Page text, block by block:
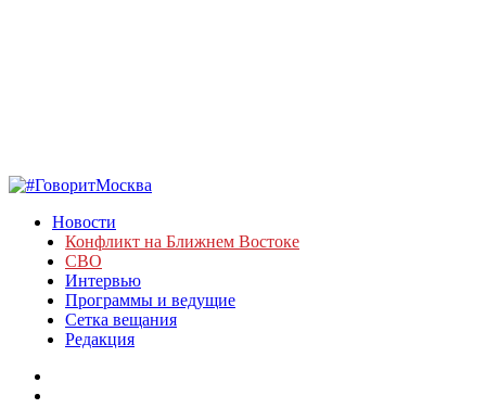
Новости
Конфликт на Ближнем Востоке
СВО
Интервью
Программы и ведущие
Сетка вещания
Редакция